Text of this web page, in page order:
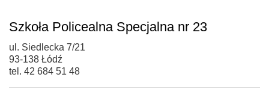
Szkoła Policealna Specjalna nr 23
ul. Siedlecka 7/21
93-138 Łódź
tel. 42 684 51 48